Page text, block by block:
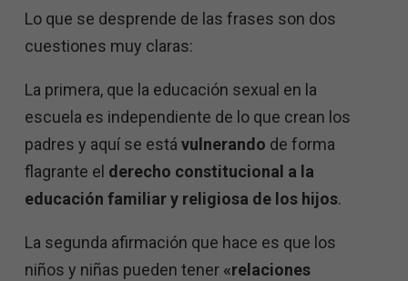
Lo que se desprende de las frases son dos
cuestiones muy claras:
La primera, que la educación sexual en la
escuela es independiente de lo que crean los
padres y aquí se está vulnerando de forma
flagrante el derecho constitucional a la
educación familiar y religiosa de los hijos.
La segunda afirmación que hace es que los
niños y niñas pueden tener «relaciones